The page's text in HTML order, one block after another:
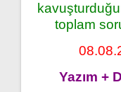
toplam
Yazım +